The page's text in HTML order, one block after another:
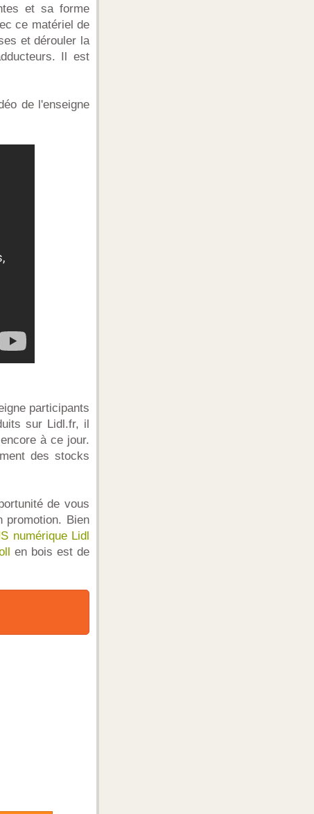
et sa forme
ce matériel de
et dérouler la
Il est
de l'enseigne
participants
sur Lidl.fr, il
à ce jour.
des stocks
de vous
promotion. Bien
numérique Lidl
en bois est de